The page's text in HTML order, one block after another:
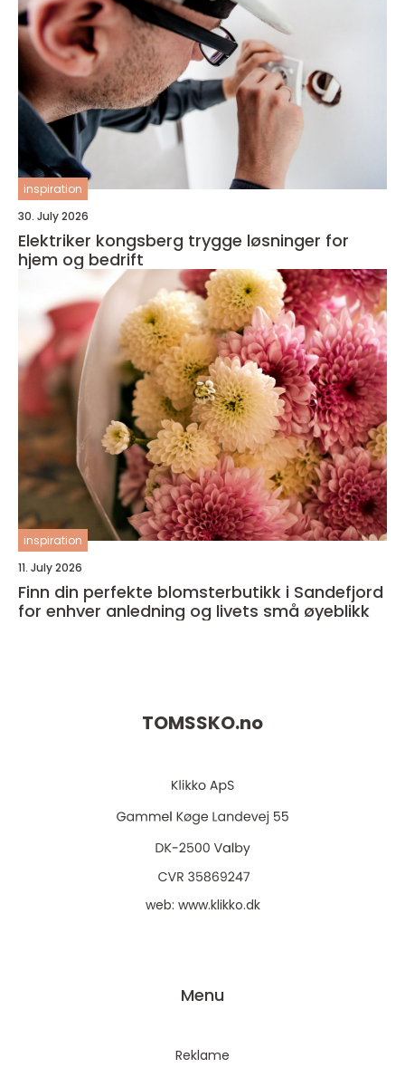
inspiration
30. July 2026
Elektriker kongsberg trygge løsninger for
hjem og bedrift
inspiration
11. July 2026
Finn din perfekte blomsterbutikk i Sandefjord
for enhver anledning og livets små øyeblikk
TOMSSKO.no
web: www.klikko.dk
Menu
Reklame